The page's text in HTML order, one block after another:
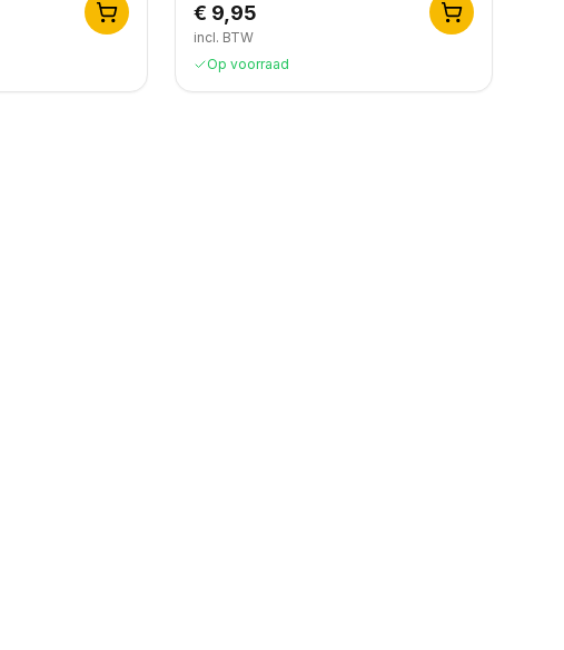
€ 9,95
incl. BTW
Op voorraad